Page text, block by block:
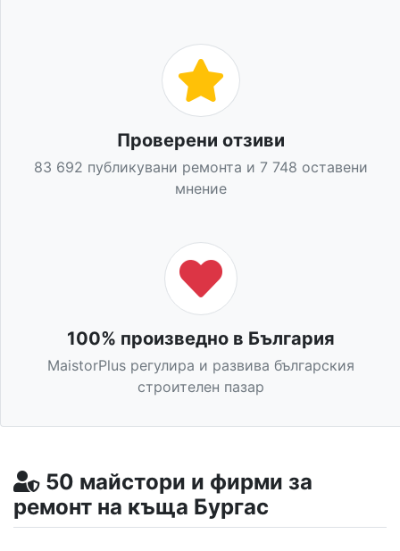
Проверени отзиви
83 692 публикувани ремонта и 7 748 оставени
мнение
100% произведно в България
MaistorPlus регулира и развива българския
строителен пазар
50 майстори и фирми за
ремонт на къща Бургас